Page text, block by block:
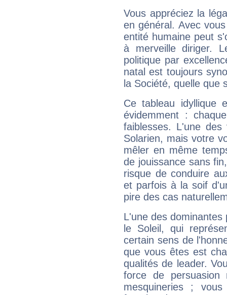
Vous appréciez la
en général. Avec
entité humaine peut
à merveille diriger.
politique par
natal est toujours
la Société, quelle que
Ce tableau idyllique
évidemment :
faiblesses. L'une
Solarien, mais votre
mêler en même
de jouissance sans
risque de conduire
et parfois à la soif
pire des cas
L'une des
le Soleil, qui
certain sens de
que vous êtes est
qualités de leader.
force de
mesquineries ;